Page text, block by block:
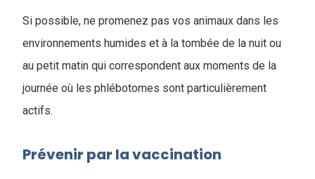
Si possible, ne promenez pas vos animaux dans les
environnements humides et à la tombée de la nuit ou
au petit matin qui correspondent aux moments de la
journée où les phlébotomes sont particulièrement
actifs.
Prévenir par la vaccination